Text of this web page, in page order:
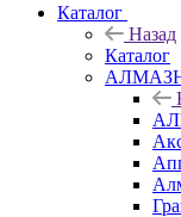
Каталог
Назад
Каталог